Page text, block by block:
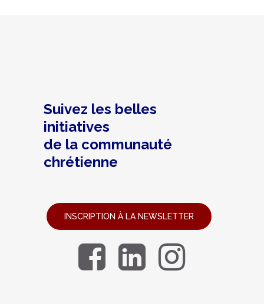
Suivez les belles
initiatives
de la communauté
chrétienne
INSCRIPTION À LA NEWSLETTER